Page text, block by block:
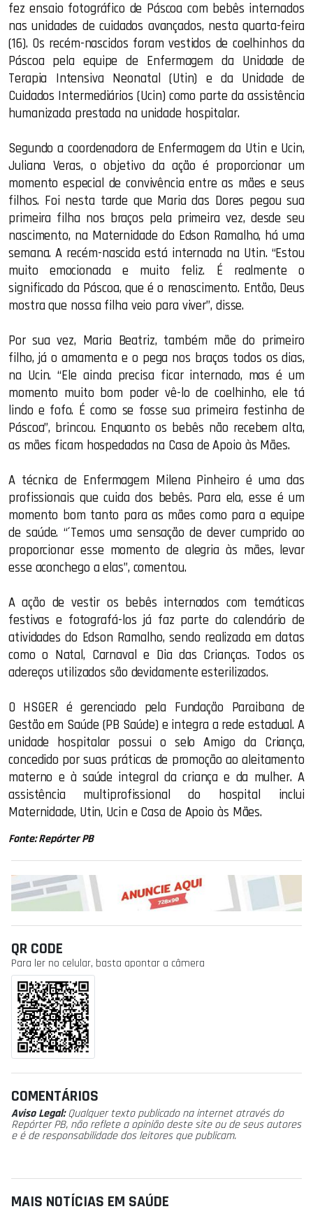
fez ensaio fotográfico de Páscoa com bebês internados
nas unidades de cuidados avançados, nesta quarta-feira
(16). Os recém-nascidos foram vestidos de coelhinhos da
Páscoa pela equipe de Enfermagem da Unidade de
Terapia Intensiva Neonatal (Utin) e da Unidade de
Cuidados Intermediários (Ucin) como parte da assistência
humanizada prestada na unidade hospitalar.
Segundo a coordenadora de Enfermagem da Utin e Ucin,
Juliana Veras, o objetivo da ação é proporcionar um
momento especial de convivência entre as mães e seus
filhos. Foi nesta tarde que Maria das Dores pegou sua
primeira filha nos braços pela primeira vez, desde seu
nascimento, na Maternidade do Edson Ramalho, há uma
semana. A recém-nascida está internada na Utin. “Estou
muito emocionada e muito feliz. É realmente o
significado da Páscoa, que é o renascimento. Então, Deus
mostra que nossa filha veio para viver”, disse.
Por sua vez, Maria Beatriz, também mãe do primeiro
filho, já o amamenta e o pega nos braços todos os dias,
na Ucin. “Ele ainda precisa ficar internado, mas é um
momento muito bom poder vê-lo de coelhinho, ele tá
lindo e fofo. É como se fosse sua primeira festinha de
Páscoa”, brincou. Enquanto os bebês não recebem alta,
as mães ficam hospedadas na Casa de Apoio às Mães.
A técnica de Enfermagem Milena Pinheiro é uma das
profissionais que cuida dos bebês. Para ela, esse é um
momento bom tanto para as mães como para a equipe
de saúde. “´Temos uma sensação de dever cumprido ao
proporcionar esse momento de alegria às mães, levar
esse aconchego a elas”, comentou.
A ação de vestir os bebês internados com temáticas
festivas e fotografá-los já faz parte do calendário de
atividades do Edson Ramalho, sendo realizada em datas
como o Natal, Carnaval e Dia das Crianças. Todos os
adereços utilizados são devidamente esterilizados.
O HSGER é gerenciado pela Fundação Paraibana de
Gestão em Saúde (PB Saúde) e integra a rede estadual. A
unidade hospitalar possui o selo Amigo da Criança,
concedido por suas práticas de promoção ao aleitamento
materno e à saúde integral da criança e da mulher. A
assistência multiprofissional do hospital inclui
Maternidade, Utin, Ucin e Casa de Apoio às Mães.
Fonte: Repórter PB
QR CODE
Para ler no celular, basta apontar a câmera
COMENTÁRIOS
Aviso Legal:Qualquer texto publicado na internet através do
Repórter PB, não reflete a opinião deste site ou de seus autores
e é de responsabilidade dos leitores que publicam.
MAIS NOTÍCIAS EM SAÚDE